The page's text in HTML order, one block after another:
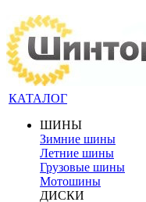
КАТАЛОГ
ШИНЫ
Зимние шины
Летние шины
Грузовые шины
Мотошины
ДИСКИ